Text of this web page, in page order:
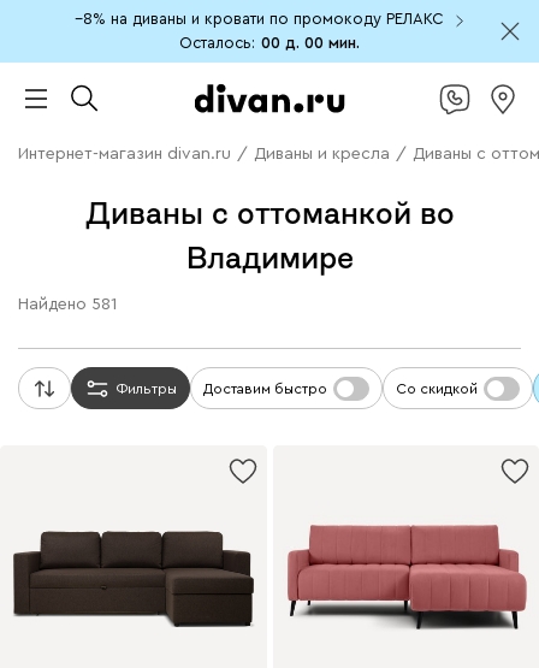
−8% на диваны и кровати по промокоду РЕЛАКС
Осталось: 00 д. 00 мин.
Интернет-магазин divan.ru / Диваны и кресла / Диваны с
Диваны с оттоманкой во
Владимире
Найдено 581
Фильтры Доставим быстро Со скидкой